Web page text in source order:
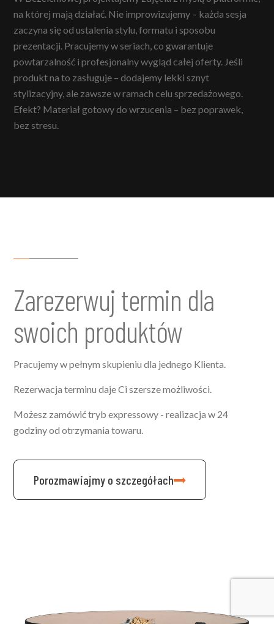
na której mają działać. Nie improwizujemy – każda sesja
zaczyna się od ustalenia stylu, formatu i sposobu
prezentacji. Pracujemy w seriach, co gwarantuje
powtarzalność i profesjonalny wygląd całej oferty. Jeśli
produkt na to zasługuje – dodajemy lekki sznyt
stylizacyjny, ale zawsze w ramach celu sprzedażowego.
Efekt? Materiał gotowy do wrzucenia – bez poprawek,
bez stresu.
Zarezerwuj termin dla
swoich produktów
Pracujemy w pełnym skupieniu dla jednego Klienta.
Rezerwacja terminu daje Ci szersze możliwości.
Możesz zamówić tryb expressowy - realizacja w 24
godziny od otrzymania towaru.
Porozmawiajmy o szczegółach